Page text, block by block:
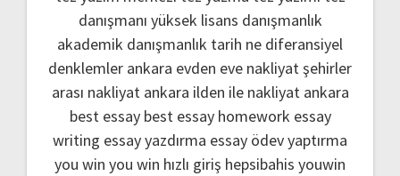
danışmanı yüksek lisans danışmanlık
akademik danışmanlık tarih ne diferansiyel
denklemler ankara evden eve nakliyatşehirler
arası nakliyat ankara ilden ile nakliyat ankara
best essay best essay homework essay
writing essay yazdırma essay ödev yaptırma
you win you win hızlı giriş hepsibahis youwin